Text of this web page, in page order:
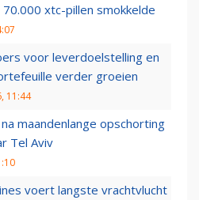
xtc-pillen smokkelde
voor leverdoelstelling en
verder groeien
11:44
maandenlange opschorting
Tel Aviv
voert langste vrachtvlucht